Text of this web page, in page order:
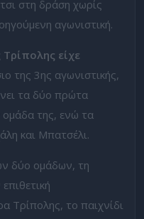
στη δράση χωρίς
αγωνιστική.
είχε
της 3ης αγωνιστικής,
τα δύο πρώτα
της, ενώ τα
και Μπατσέλι.
δύο ομάδων, τη
Τρίπολης, το παιχνίδι